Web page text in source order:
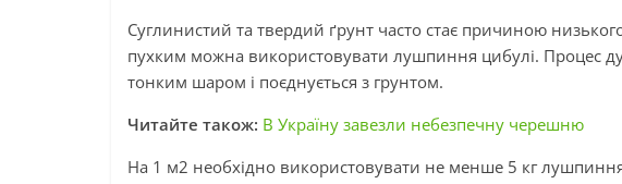
Суглинистий та твердий ґрунт часто стає причиною
пухким можна використовувати лушпиння цибулі. Процес
тонким шаром і поєднується з грунтом.
Читайте також: В Україну завезли небезпечну черешню
На 1 м2 необхідно використовувати не менше 5 кг